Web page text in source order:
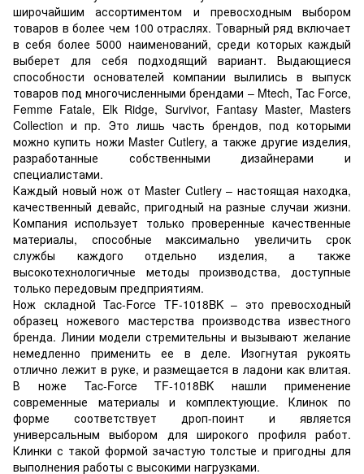
широчайшим ассортиментом и превосходным выбором
товаров в более чем 100 отраслях. Товарный ряд включает
в себя более 5000 наименований, среди которых каждый
выберет для себя подходящий вариант. Выдающиеся
способности основателей компании вылились в выпуск
товаров под многочисленными брендами – Mtech, Tac Force,
Femme Fatale, Elk Ridge, Survivor, Fantasy Master, Masters
Collection и пр. Это лишь часть брендов, под которыми
можно купить ножи Master Cutlery, а также другие изделия,
разработанные собственными дизайнерами и
специалистами.
Каждый новый нож от Master Cutlery – настоящая находка,
качественный девайс, пригодный на разные случаи жизни.
Компания использует только проверенные качественные
материалы, способные максимально увеличить срок
службы каждого отдельно изделия, а также
высокотехнологичные методы производства, доступные
только передовым предприятиям.
Нож складной Tac-Force TF-1018BK – это превосходный
образец ножевого мастерства производства известного
бренда. Линии модели стремительны и вызывают желание
немедленно применить ее в деле. Изогнутая рукоять
отлично лежит в руке, и размещается в ладони как влитая.
В ноже Tac-Force TF-1018BK нашли применение
современные материалы и комплектующие. Клинок по
форме соответствует дроп-поинт и является
универсальным выбором для широкого профиля работ.
Клинки с такой формой зачастую толстые и пригодны для
выполнения работы с высокими нагрузками.